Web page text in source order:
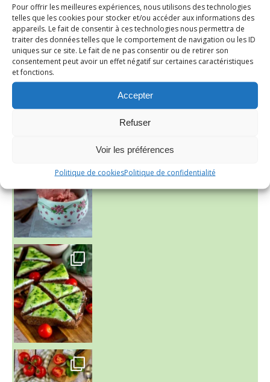
Pour offrir les meilleures expériences, nous utilisons des technologies
telles que les cookies pour stocker et/ou accéder aux informations des
appareils. Le fait de consentir à ces technologies nous permettra de
traiter des données telles que le comportement de navigation ou les ID
uniques sur ce site. Le fait de ne pas consentir ou de retirer son
consentement peut avoir un effet négatif sur certaines caractéristiques
et fonctions.
Accepter
Refuser
Voir les préférences
Politique de cookiesPolitique de confidentialité
N’hésitez pas à me laisser un petit commentaire
si vous les testez à votre tour…
nadcuisine
~ SALADE DE PÂTES AUX DEUX TOMATES THON ET BURRA